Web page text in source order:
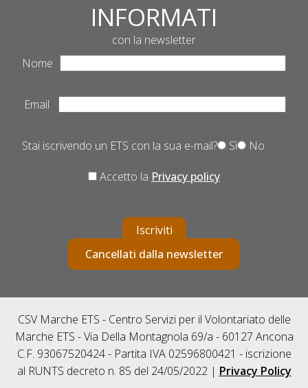
INFORMATI
con la newsletter
Nome
Email
Stai iscrivendo un ETS con la sua e-mail? Sì No
Accetto la Privacy policy
Iscriviti
Cancellati dalla newsletter
CSV Marche ETS - Centro Servizi per il Volontariato delle
Marche ETS - Via Della Montagnola 69/a - 60127 Ancona
C.F. 93067520424 - Partita IVA 02596800421 - iscrizione
al RUNTS decreto n. 85 del 24/05/2022 | Privacy Policy